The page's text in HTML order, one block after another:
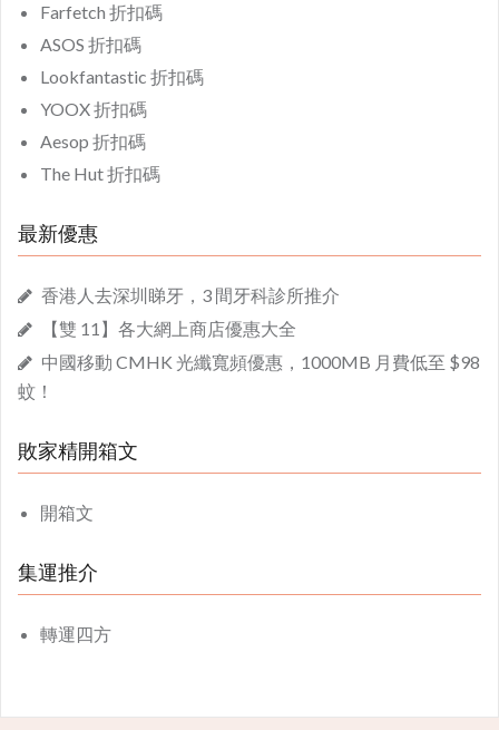
Farfetch 折扣碼
ASOS 折扣碼
Lookfantastic 折扣碼
YOOX 折扣碼
Aesop 折扣碼
The Hut 折扣碼
最新優惠
香港人去深圳睇牙，3 間牙科診所推介
【雙 11】各大網上商店優惠大全
中國移動 CMHK 光纖寬頻優惠，1000MB 月費低至 $98
蚊！
敗家精開箱文
開箱文
集運推介
轉運四方